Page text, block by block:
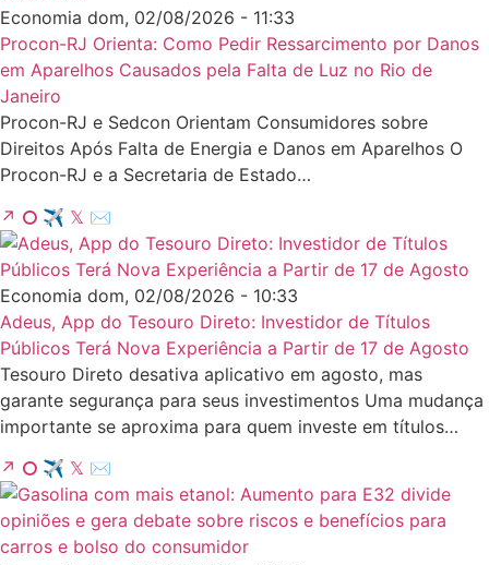
Economia dom, 02/08/2026 - 11:33
Procon-RJ Orienta: Como Pedir Ressarcimento por Danos
em Aparelhos Causados pela Falta de Luz no Rio de
Janeiro
Procon-RJ e Sedcon Orientam Consumidores sobre
Direitos Após Falta de Energia e Danos em Aparelhos O
Procon-RJ e a Secretaria de Estado…
↗ ⭘ ✈ 𝕏 ✉
Economia dom, 02/08/2026 - 10:33
Adeus, App do Tesouro Direto: Investidor de Títulos
Públicos Terá Nova Experiência a Partir de 17 de Agosto
Tesouro Direto desativa aplicativo em agosto, mas
garante segurança para seus investimentos Uma mudança
importante se aproxima para quem investe em títulos…
↗ ⭘ ✈ 𝕏 ✉